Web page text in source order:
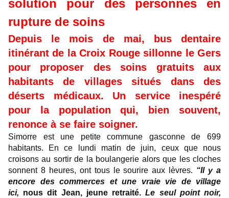
solution pour des personnes en
rupture de soins
Depuis le mois de mai, bus dentaire
itinérant de la Croix Rouge sillonne le Gers
pour proposer des soins gratuits aux
habitants de villages situés dans des
déserts médicaux. Un service inespéré
pour la population qui, bien souvent,
renonce à se faire soigner.
Simorre est une petite commune gasconne de 699
habitants. En ce lundi matin de juin, ceux que nous
croisons au sortir de la boulangerie alors que les cloches
sonnent 8 heures, ont tous le sourire aux lèvres. “Il y a
encore des commerces et une vraie vie de village
ici, nous dit Jean, jeune retraité. Le seul point noir,